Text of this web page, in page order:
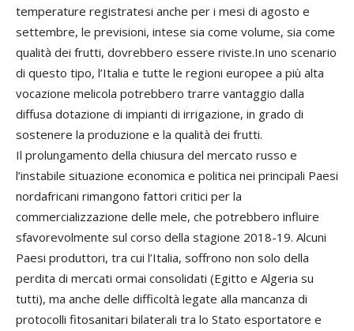
temperature registratesi anche per i mesi di agosto e
settembre, le previsioni, intese sia come volume, sia come
qualità dei frutti, dovrebbero essere riviste.In uno scenario
di questo tipo, l’Italia e tutte le regioni europee a più alta
vocazione melicola potrebbero trarre vantaggio dalla
diffusa dotazione di impianti di irrigazione, in grado di
sostenere la produzione e la qualità dei frutti.
Il prolungamento della chiusura del mercato russo e
l’instabile situazione economica e politica nei principali Paesi
nordafricani rimangono fattori critici per la
commercializzazione delle mele, che potrebbero influire
sfavorevolmente sul corso della stagione 2018-19. Alcuni
Paesi produttori, tra cui l’Italia, soffrono non solo della
perdita di mercati ormai consolidati (Egitto e Algeria su
tutti), ma anche delle difficoltà legate alla mancanza di
protocolli fitosanitari bilaterali tra lo Stato esportatore e